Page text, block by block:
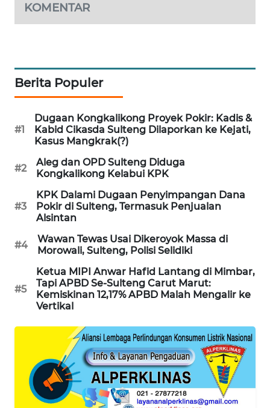
KOMENTAR
Berita Populer
#1
Dugaan Kongkalikong Proyek Pokir: Kadis &
Kabid Cikasda Sulteng Dilaporkan ke Kejati,
Kasus Mangkrak(?)
#2
Aleg dan OPD Sulteng Diduga
Kongkalikong Kelabui KPK
#3
KPK Dalami Dugaan Penyimpangan Dana
Pokir di Sulteng, Termasuk Penjualan
Alsintan
#4
Wawan Tewas Usai Dikeroyok Massa di
Morowali, Sulteng, Polisi Selidiki
#5
Ketua MIPI Anwar Hafid Lantang di Mimbar,
Tapi APBD Se-Sulteng Carut Marut:
Kemiskinan 12,17% APBD Malah Mengalir ke
Vertikal
ALPERKLINAS
TAMBANG
NEWS
SITUNGIR
NEWS
SIDIKALANG
NEWS
SIBARAGAS
NEWS
METRO
NEWS
METRO
METRO
JAKARTA
NEWS